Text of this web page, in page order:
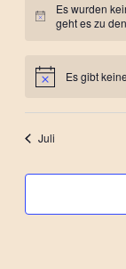
Hinweis
Es wurden
geht es zu den
HinweisEs gibt
Juli